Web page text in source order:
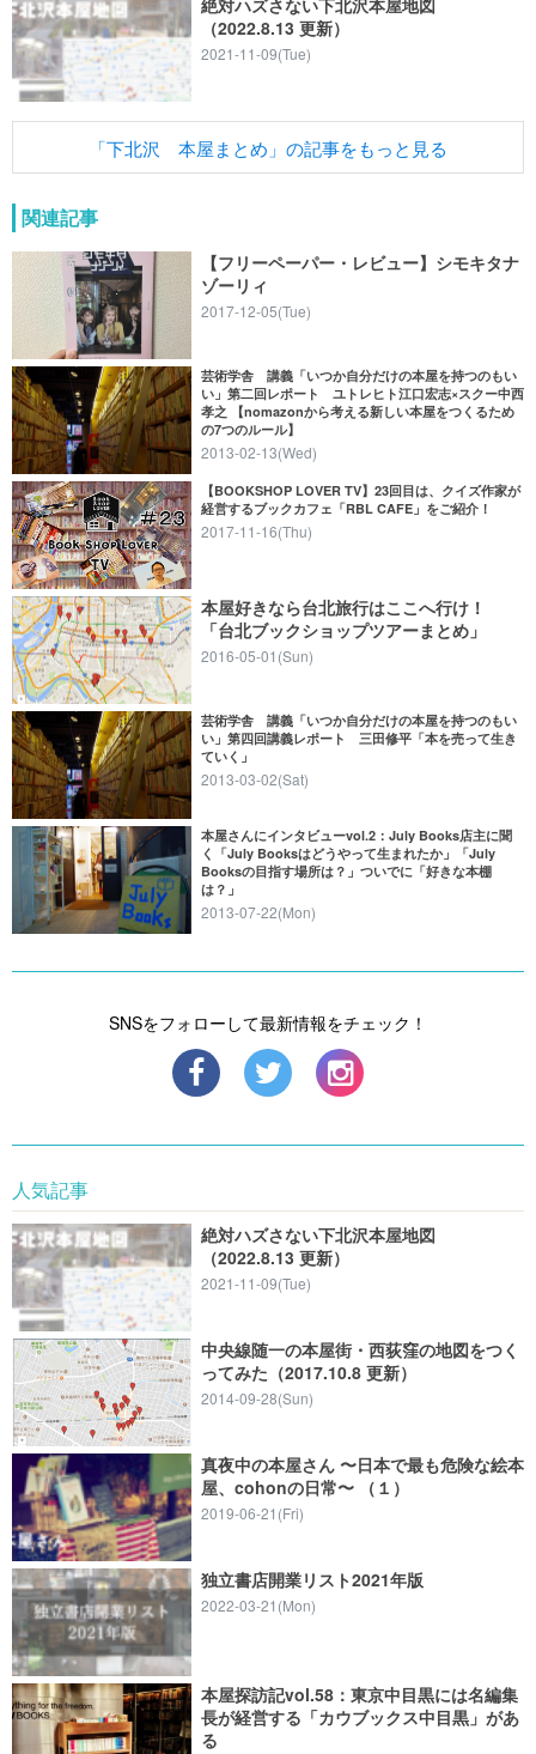
絶対ハズさない下北沢本屋地図
（2022.8.13 更新）
2021-11-09(Tue)
「下北沢 本屋まとめ」の記事をもっと見る
関連記事
【フリーペーパー・レビュー】シモキタナ
ゾーリィ
2017-12-05(Tue)
芸術学舎 講義「いつか自分だけの本屋を持つのもい
い」第二回レポート ユトレヒト江口宏志×スクー中西
孝之 【nomazonから考える新しい本屋をつくるため
の7つのルール】
2013-02-13(Wed)
【BOOKSHOP LOVER TV】23回目は、クイズ作家が
経営するブックカフェ「RBL CAFE」をご紹介！
2017-11-16(Thu)
本屋好きなら台北旅行はここへ行け！
「台北ブックショップツアーまとめ」
2016-05-01(Sun)
芸術学舎 講義「いつか自分だけの本屋を持つのもい
い」第四回講義レポート 三田修平「本を売って生き
ていく」
2013-03-02(Sat)
本屋さんにインタビューvol.2：July Books店主に聞
く「July Booksはどうやって生まれたか」「July
Booksの目指す場所は？」ついでに「好きな本棚
は？」
2013-07-22(Mon)
SNSをフォローして最新情報をチェック！
人気記事
絶対ハズさない下北沢本屋地図
（2022.8.13 更新）
2021-11-09(Tue)
中央線随一の本屋街・西荻窪の地図をつく
ってみた（2017.10.8 更新）
2014-09-28(Sun)
真夜中の本屋さん 〜日本で最も危険な絵本
屋、cohonの日常〜 （１）
2019-06-21(Fri)
独立書店開業リスト2021年版
2022-03-21(Mon)
本屋探訪記vol.58：東京中目黒には名編集
長が経営する「カウブックス中目黒」があ
る